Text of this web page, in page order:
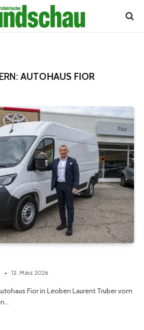
AUTOHAUS FIOR
12. März 2026
Fior in Leoben Laurent Truber vom